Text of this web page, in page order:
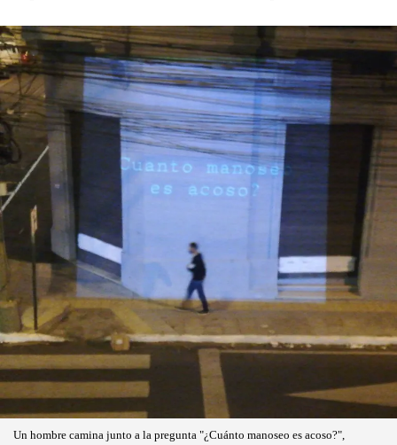
Un hombre camina junto a la pregunta "¿Cuánto manoseo es acoso?",